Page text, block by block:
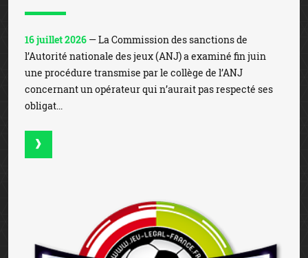
16 juillet 2026 — La Commission des sanctions de
l’Autorité nationale des jeux (ANJ) a examiné fin juin
une procédure transmise par le collège de l’ANJ
concernant un opérateur qui n’aurait pas respecté ses
obligat...